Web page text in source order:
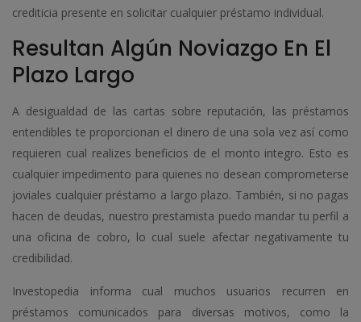
crediticia presente en solicitar cualquier préstamo individual.
Resultan Algún Noviazgo En El
Plazo Largo
A desigualdad de las cartas sobre reputación, las préstamos
entendibles te proporcionan el dinero de una sola vez así­ como
requieren cual realizes beneficios de el monto integro. Esto es
cualquier impedimento para quienes no desean comprometerse
joviales cualquier préstamo a largo plazo. También, si no pagas
hacen de deudas, nuestro prestamista puedo mandar tu perfil a
una oficina de cobro, lo cual suele afectar negativamente tu
credibilidad.
Investopedia informa cual muchos usuarios recurren en
préstamos comunicados para diversas motivos, como la